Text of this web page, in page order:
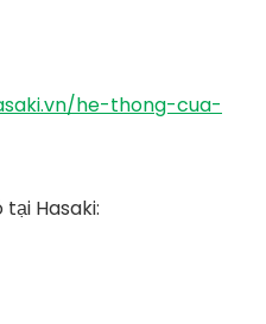
he-thong-cua-
Hasaki: